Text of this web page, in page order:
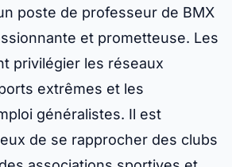
poste de professeur de BMX
et prometteuse. Les
privilégier les réseaux
extrêmes et les
généralistes. Il est
de se rapprocher des clubs